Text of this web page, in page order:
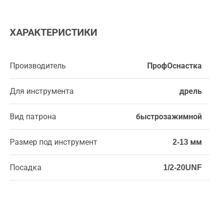
ХАРАКТЕРИСТИКИ
Производитель ПрофОснастка
Для инструмента дрель
Вид патрона быстрозажимной
Размер под инструмент 2-13 мм
Посадка 1/2-20UNF